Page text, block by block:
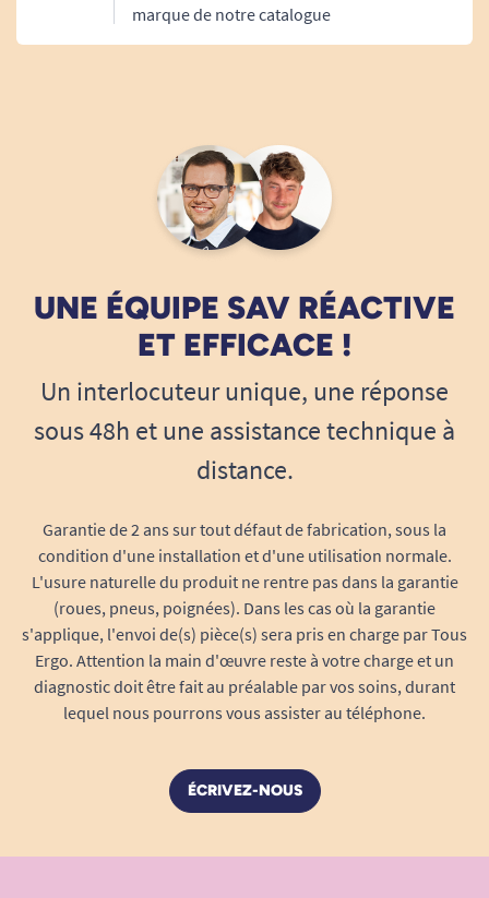
établissements de soins.
marque de notre catalogue
UNE ÉQUIPE SAV RÉACTIVE
ET EFFICACE !
Un interlocuteur unique, une réponse
sous 48h et une assistance technique à
distance.
Garantie de 2 ans sur tout défaut de fabrication, sous la
condition d'une installation et d'une utilisation normale.
L'usure naturelle du produit ne rentre pas dans la garantie
(roues, pneus, poignées). Dans les cas où la garantie
s'applique, l'envoi de(s) pièce(s) sera pris en charge par Tous
Ergo. Attention la main d'œuvre reste à votre charge et un
diagnostic doit être fait au préalable par vos soins, durant
lequel nous pourrons vous assister au téléphone.
ÉCRIVEZ-NOUS